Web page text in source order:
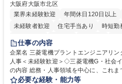
大阪府大阪市北区
業界未経験歓迎
年間休日120日以上
未経験者歓迎
住宅手当あり 時短勤
退職金あり
駅近5分以内
土日祝休み 服装自由
仕事の内容
企業名 三菱電機プラントエンジニアリング株式会社 求人
人事＜未経験歓迎＞◇三菱電機G・社会イ
の内容 総務・人事領域を中心に、これ
します。 ＜具体的には＞ ・総務/人事労務（給与・社保・勤怠管理など）
必要な経験・能力等